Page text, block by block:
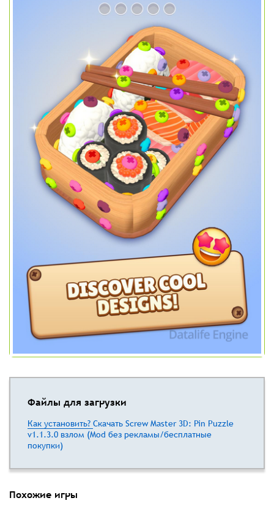
Файлы для загрузки
Как установить? Скачать Screw Master 3D: Pin Puzzle
v1.1.3.0 взлом (Mod без рекламы/бесплатные
покупки)
Похожие игры